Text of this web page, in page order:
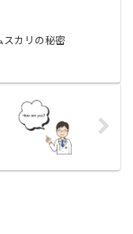
スカリの秘密